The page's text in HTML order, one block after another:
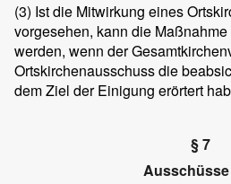
(3) Ist die Mitwirkung eines
vorgesehen, kann die
werden, wenn der
Ortskirchenausschuss die
dem Ziel der Einigung erörtert
§ 7
Ausschüsse